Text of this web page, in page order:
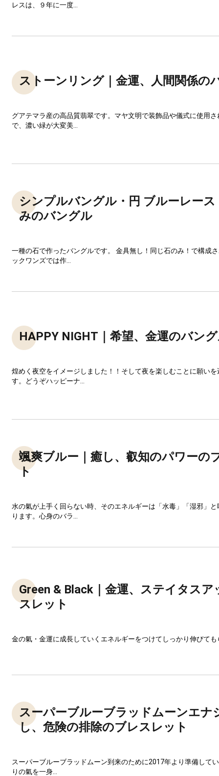
レスは、９年に一度...
ストーンリング｜金運、人間関係の
グアテマラ産の高品質翡翠です。マヤ文明で装飾品や儀式に使用
で、濃い緑が大変美...
シンプルバングル・円 ブルーレース
みのバングル
一種の石で作ったバングルです。 金具無し！同じ石のみ！で構成
ックワンズでは作...
HAPPY NIGHT｜希望、金運のバン
煌めく夜空をイメージしました！！そして夜を楽しむことに願い
す。どうぞハッピーナ...
颯爽ブルー｜癒し、叡知のパワーの
ト
水の氣が上手く回らない時、そのエネルギーは「水毒」「湿邪」
ります。心身のバラ...
Green & Black｜金運、ステイタスア
スレット
金の氣・金運に成長していくエネルギーをつけてしっかり伸びて
スーパーブルーブラッドムーンエナ
し、危険の排除のブレスレット
スーパーブルーブラッドムーン到来のために2017年より準備して
りの氣を一身...